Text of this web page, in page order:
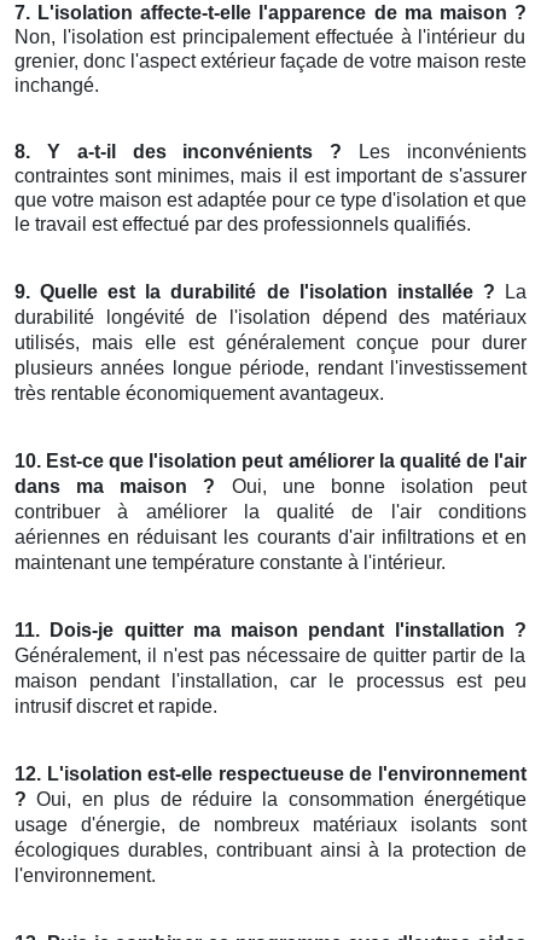
7. L'isolation affecte-t-elle l'apparence de ma maison ?
Non, l'isolation est principalement effectuée à l'intérieur du
grenier, donc l'aspect extérieur façade de votre maison reste
inchangé.
8. Y a-t-il des inconvénients ? Les inconvénients
contraintes sont minimes, mais il est important de s'assurer
que votre maison est adaptée pour ce type d'isolation et que
le travail est effectué par des professionnels qualifiés.
9. Quelle est la durabilité de l'isolation installée ? La
durabilité longévité de l'isolation dépend des matériaux
utilisés, mais elle est généralement conçue pour durer
plusieurs années longue période, rendant l'investissement
très rentable économiquement avantageux.
10. Est-ce que l'isolation peut améliorer la qualité de l'air
dans ma maison ? Oui, une bonne isolation peut
contribuer à améliorer la qualité de l'air conditions
aériennes en réduisant les courants d'air infiltrations et en
maintenant une température constante à l'intérieur.
11. Dois-je quitter ma maison pendant l'installation ?
Généralement, il n'est pas nécessaire de quitter partir de la
maison pendant l'installation, car le processus est peu
intrusif discret et rapide.
12. L'isolation est-elle respectueuse de l'environnement
? Oui, en plus de réduire la consommation énergétique
usage d'énergie, de nombreux matériaux isolants sont
écologiques durables, contribuant ainsi à la protection de
l'environnement.